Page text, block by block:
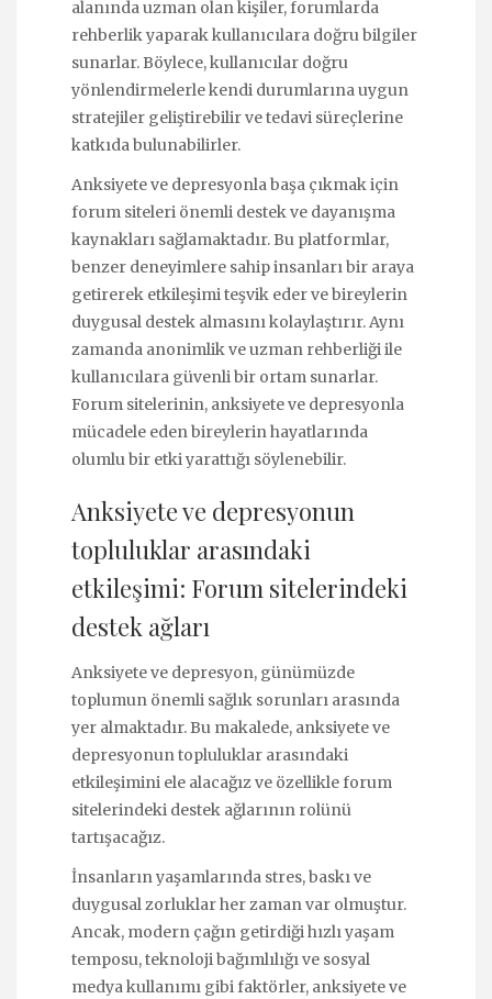
alanında uzman olan kişiler, forumlarda
rehberlik yaparak kullanıcılara doğru bilgiler
sunarlar. Böylece, kullanıcılar doğru
yönlendirmelerle kendi durumlarına uygun
stratejiler geliştirebilir ve tedavi süreçlerine
katkıda bulunabilirler.
Anksiyete ve depresyonla başa çıkmak için
forum siteleri önemli destek ve dayanışma
kaynakları sağlamaktadır. Bu platformlar,
benzer deneyimlere sahip insanları bir araya
getirerek etkileşimi teşvik eder ve bireylerin
duygusal destek almasını kolaylaştırır. Aynı
zamanda anonimlik ve uzman rehberliği ile
kullanıcılara güvenli bir ortam sunarlar.
Forum sitelerinin, anksiyete ve depresyonla
mücadele eden bireylerin hayatlarında
olumlu bir etki yarattığı söylenebilir.
Anksiyete ve depresyonun
topluluklar arasındaki
etkileşimi: Forum sitelerindeki
destek ağları
Anksiyete ve depresyon, günümüzde
toplumun önemli sağlık sorunları arasında
yer almaktadır. Bu makalede, anksiyete ve
depresyonun topluluklar arasındaki
etkileşimini ele alacağız ve özellikle forum
sitelerindeki destek ağlarının rolünü
tartışacağız.
İnsanların yaşamlarında stres, baskı ve
duygusal zorluklar her zaman var olmuştur.
Ancak, modern çağın getirdiği hızlı yaşam
temposu, teknoloji bağımlılığı ve sosyal
medya kullanımı gibi faktörler, anksiyete ve